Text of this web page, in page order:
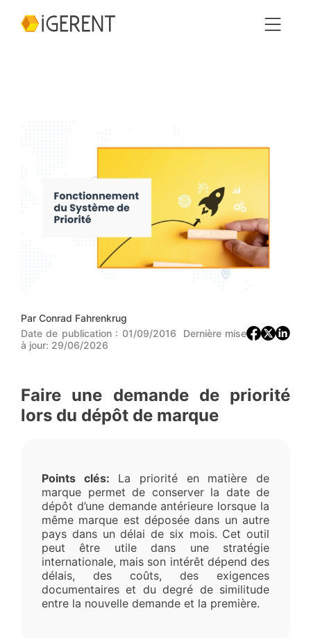
Par Conrad Fahrenkrug
Date de publication : 01/09/2016
Dernière mise
à jour: 29/06/2026
Faire une demande de priorité
lors du dépôt de marque
Points clés: La priorité en matière de
marque permet de conserver la date de
dépôt d’une demande antérieure lorsque la
même marque est déposée dans un autre
pays dans un délai de six mois. Cet outil
peut être utile dans une stratégie
internationale, mais son intérêt dépend des
délais, des coûts, des exigences
documentaires et du degré de similitude
entre la nouvelle demande et la première.